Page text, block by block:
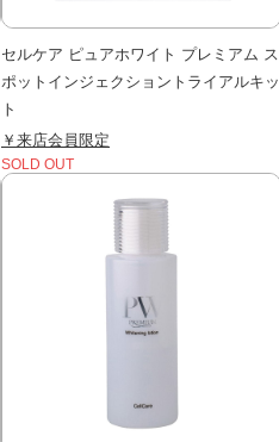
セルケア ピュアホワイト プレミアム ス
ポットインジェクショントライアルキッ
ト
￥来店会員限定
SOLD OUT